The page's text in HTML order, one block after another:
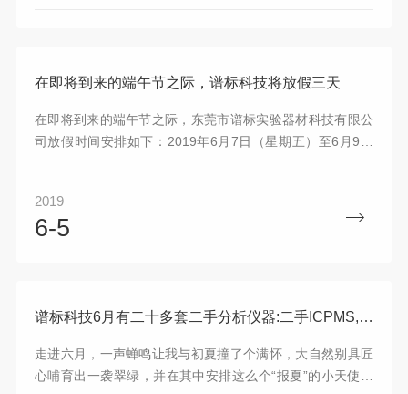
眼”。
在即将到来的端午节之际，谱标科技将放假三天
在即将到来的端午节之际，东莞市谱标实验器材科技有限公
司放假时间安排如下：2019年6月7日（星期五）至6月9日
原谅！
2019
6-5
谱标科技6月有二十多套二手分析仪器:二手ICPMS,二手GCMS,二手API,二手ICS等
走进六月，一声蝉鸣让我与初夏撞了个满怀，大自然别具匠
心哺育出一袭翠绿，并在其中安排这么个“报夏”的小天使，